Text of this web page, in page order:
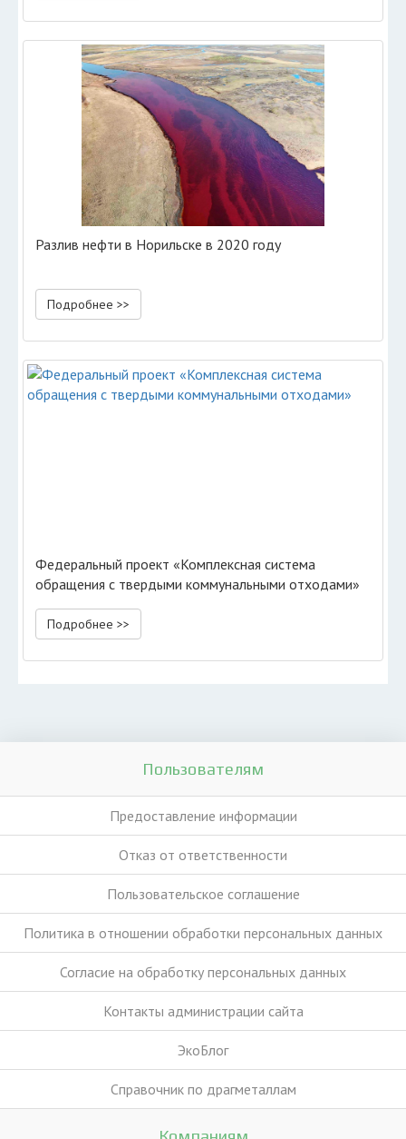
Разлив нефти в Норильске в 2020 году
Подробнее >>
Федеральный проект «Комплексная система
обращения с твердыми коммунальными отходами»
Подробнее >>
Пользователям
Предоставление информации
Отказ от ответственности
Пользовательское соглашение
Политика в отношении обработки персональных данных
Согласие на обработку персональных данных
Контакты администрации сайта
ЭкоБлог
Справочник по драгметаллам